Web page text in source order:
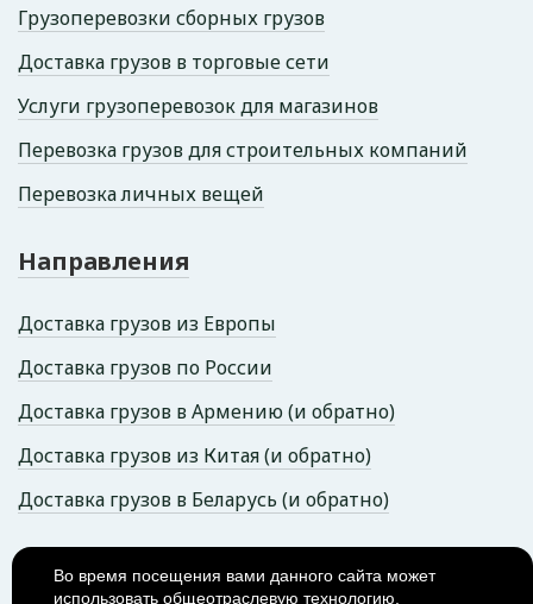
Грузоперевозки сборных грузов
Доставка грузов в торговые сети
Услуги грузоперевозок для магазинов
Перевозка грузов для строительных компаний
Перевозка личных вещей
Направления
Доставка грузов из Европы
Доставка грузов по России
Доставка грузов в Армению (и обратно)
Доставка грузов из Китая (и обратно)
Доставка грузов в Беларусь (и обратно)
+7 (937) 817-74-98
Во время посещения вами данного сайта может
использовать общеотраслевую технологию,